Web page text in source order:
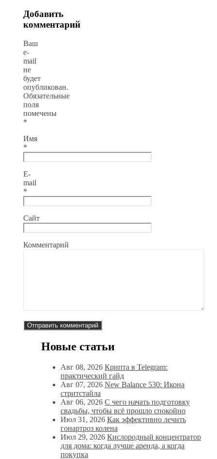
Добавить
комментарий
Ваш
e-
mail
не
будет
опубликован.
Обязательные
поля
помечены
*
Имя
*
E-
mail
*
Сайт
Комментарий
Новые статьи
Авг 08, 2026 Крипта в Telegram:
практический гайд
Авг 07, 2026 New Balance 530: Икона
стритстайла
Авг 06, 2026 С чего начать подготовку
свадьбы, чтобы всё прошло спокойно
Июл 31, 2026 Как эффективно лечить
гонартроз колена
Июл 29, 2026 Кислородный концентратор
для дома: когда лучше аренда, а когда
покупка